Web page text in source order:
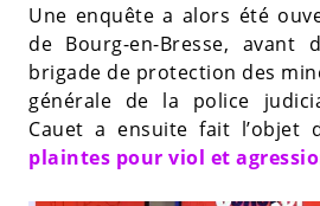
Une enquête a alors été
de Bourg-en-Bresse, avant
brigade de protection des
générale de la police
Cauet a ensuite fait l’objet
plaintes pour viol et